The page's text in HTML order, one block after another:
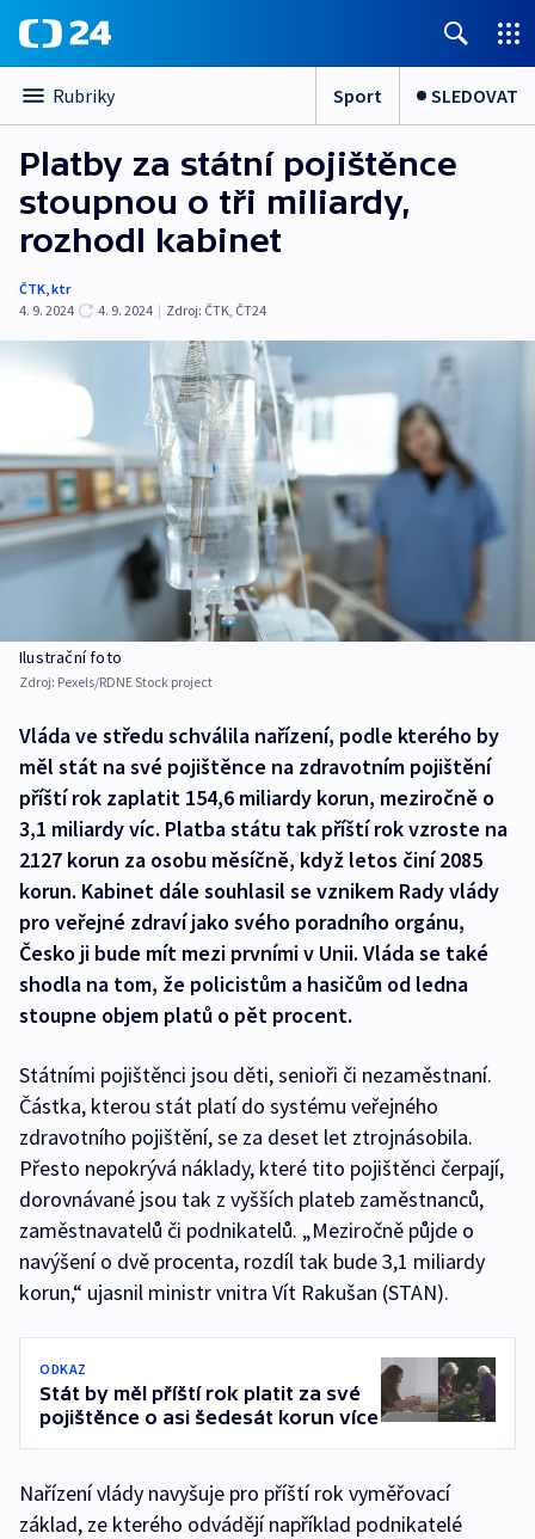
Rubriky Sport SLEDOVAT
Platby za státní pojištěnce
stoupnou o tři miliardy,
rozhodl kabinet
ČTK,ktr
4. 9. 2024
4. 9. 2024 | Zdroj: ČTK, ČT24
Ilustrační foto
Zdroj: Pexels/RDNE Stock project
Vláda ve středu schválila nařízení, podle kterého by
měl stát na své pojištěnce na zdravotním pojištění
příští rok zaplatit 154,6 miliardy korun, meziročně o
3,1 miliardy víc. Platba státu tak příští rok vzroste na
2127 korun za osobu měsíčně, když letos činí 2085
korun. Kabinet dále souhlasil se vznikem Rady vlády
pro veřejné zdraví jako svého poradního orgánu,
Česko ji bude mít mezi prvními v Unii. Vláda se také
shodla na tom, že policistům a hasičům od ledna
stoupne objem platů o pět procent.
Státními pojištěnci jsou děti, senioři či nezaměstnaní.
Částka, kterou stát platí do systému veřejného
zdravotního pojištění, se za deset let ztrojnásobila.
Přesto nepokrývá náklady, které tito pojištěnci čerpají,
dorovnávané jsou tak z vyšších plateb zaměstnanců,
zaměstnavatelů či podnikatelů. „Meziročně půjde o
navýšení o dvě procenta, rozdíl tak bude 3,1 miliardy
korun,“ ujasnil ministr vnitra Vít Rakušan (STAN).
ODKAZ
Stát by měl příští rok platit za své
pojištěnce o asi šedesát korun více
Nařízení vlády navyšuje pro příští rok vyměřovací
základ, ze kterého odvádějí například podnikatelé